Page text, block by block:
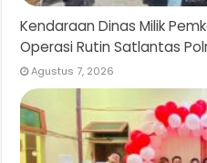
Kendaraan Dinas Milik
Operasi Rutin Satlantas
Agustus 7, 2026